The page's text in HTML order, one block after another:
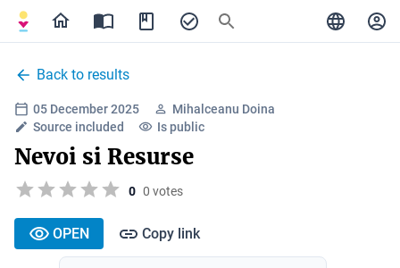
Back to results
05 December 2025
Mihalceanu Doina
Source included
Is public
Nevoi si Resurse
0 0 votes
OPEN Copy link